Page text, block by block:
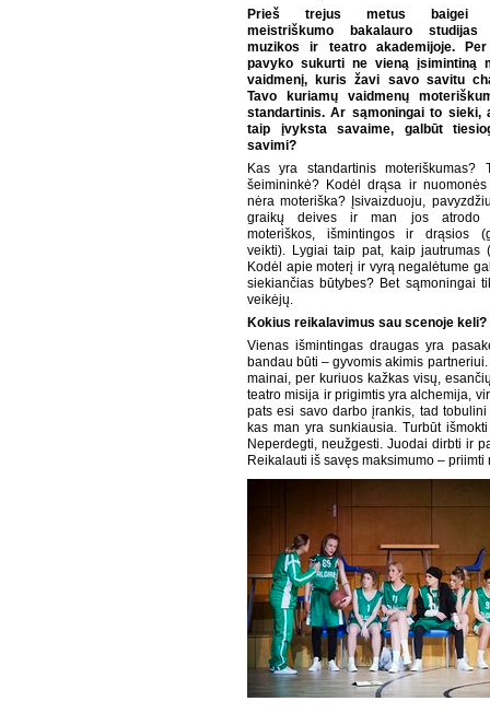
Prieš trejus metus baigei
meistriškumo bakalauro studijas
muzikos ir teatro akademijoje.
pavyko sukurti ne vieną įsimintiną
vaidmenį, kuris žavi savo savitu
Tavo kuriamų vaidmenų
standartinis. Ar sąmoningai to sieki,
taip įvyksta savaime, galbūt
savimi?
Kas yra standartinis moteriškumas?
šeimininkė? Kodėl drąsa ir nuomonės
nėra moteriška? Įsivaizduoju,
graikų deives ir man jos atrodo
moteriškos, išmintingos ir drąsios
veikti). Lygiai taip pat, kaip jautrumas
Kodėl apie moterį ir vyrą negalėtume
siekiančias būtybes? Bet sąmoningai
veikėjų.
Kokius reikalavimus sau scenoje
Vienas išmintingas draugas yra
bandau būti – gyvomis akimis
mainai, per kuriuos kažkas visų,
teatro misija ir prigimtis yra alchemija,
pats esi savo darbo įrankis, tad
kas man yra sunkiausia. Turbūt
Neperdegti, neužgesti. Juodai dirbti ir
Reikalauti iš savęs maksimumo –